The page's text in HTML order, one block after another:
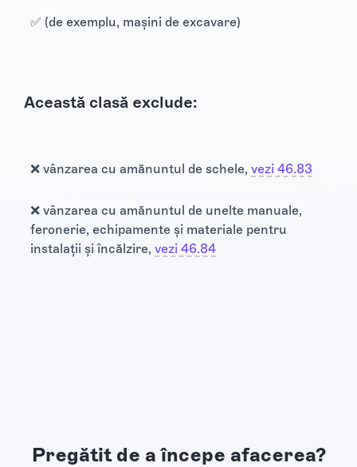
✅ (de exemplu, mașini de excavare)
Această clasă exclude:
❌ vânzarea cu amănuntul de schele, vezi 46.83
❌ vânzarea cu amănuntul de unelte manuale,
feronerie, echipamente și materiale pentru
instalații și încălzire, vezi 46.84
Pregătit de a începe afacerea?